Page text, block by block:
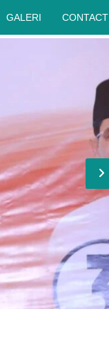
GALERI CONTACT